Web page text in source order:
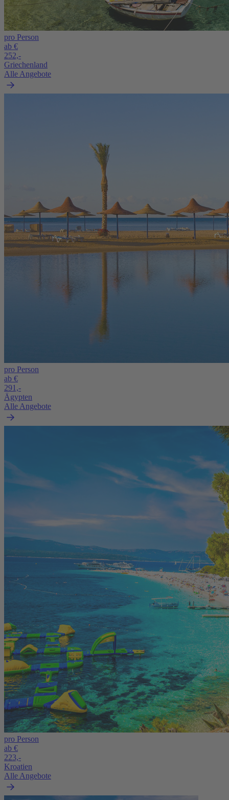
pro Person
ab €
252,-
Griechenland
Alle Angebote
pro Person
ab €
291,-
Ägypten
Alle Angebote
pro Person
ab €
223,-
Kroatien
Alle Angebote